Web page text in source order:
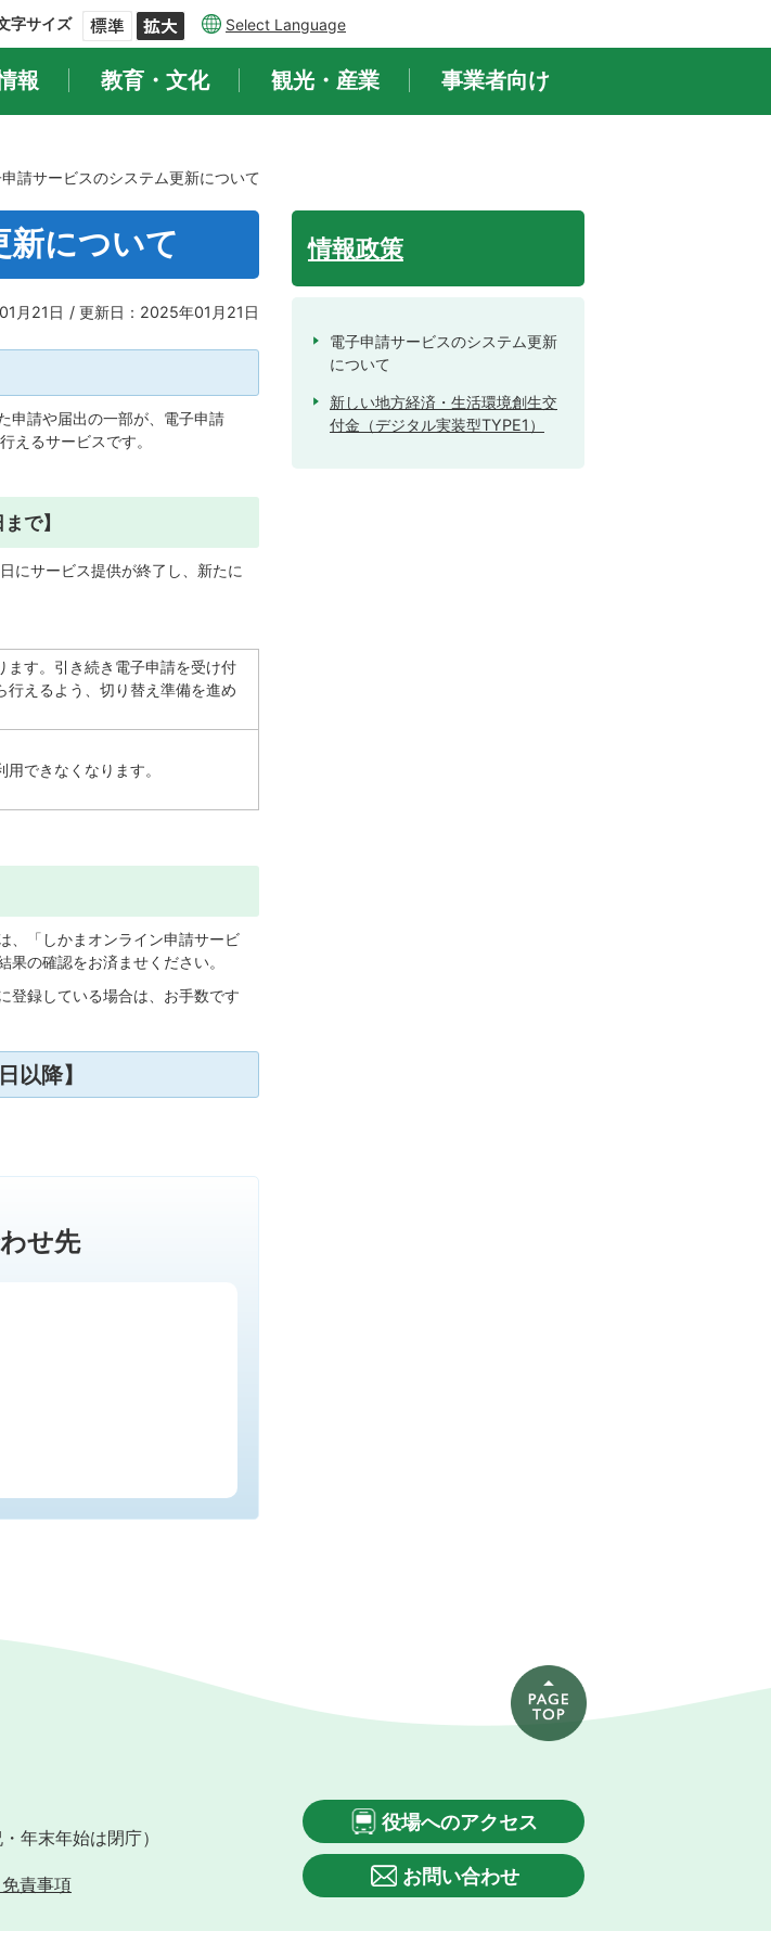
字サイズ Select Language
報 教育・文化 観光・産業 事業者向け
請サービスのシステム更新について
新について
月21日 更新日：2025年01月21日
申請や届出の一部が、電子申請
えるサービスです。
で】
にサービス提供が終了し、新たに
ます。引き続き電子申請を受け付
行えるよう、切り替え準備を進め
できなくなります。
、「しかまオンライン申請サービ
の確認をお済ませください。
登録している場合は、お手数です
以降】
せ先
情報政策
電子申請サービスのシステム更新
について
新しい地方経済・生活環境創生交
付金（デジタル実装型TYPE1）
年末年始は閉庁）
責事項
役場へのアクセス
お問い合わせ